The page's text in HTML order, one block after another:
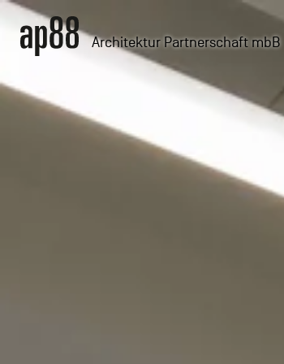
Architektur Partnerschaft mbB